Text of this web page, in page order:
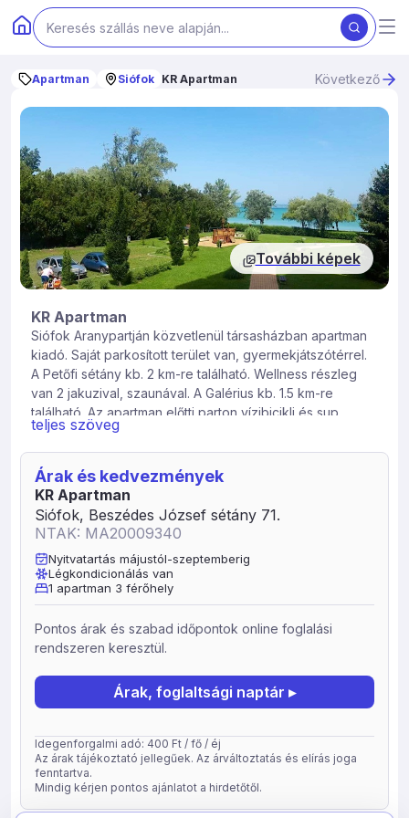
Apartman Siófok KR Apartman Következő
További képek
KR Apartman
Siófok Aranypartján közvetlenül társasházban apartman
kiadó. Saját parkosított terület van, gyermekjátszótérrel.
A Petőfi sétány kb. 2 km-re található. Wellness részleg
van 2 jakuzival, szaunával. A Galérius kb. 1.5 km-re
található. Az apartman előtti parton vízibicikli és sup
kölcsönzési lehetőség. 30m-re teniszpálya és minigolf.
teljes szöveg
Árak és kedvezmények
KR Apartman
Siófok, Beszédes József sétány 71.
NTAK: MA20009340
Nyitvatartás májustól-szeptemberig
Légkondicionálás van
1 apartman 3 férőhely
Pontos árak és szabad időpontok online foglalási
rendszeren keresztül.
Árak, foglaltsági naptár ▸
Idegenforgalmi adó: 400 Ft / fő / éj
Az árak tájékoztató jellegűek. Az árváltoztatás és elírás joga
fenntartva.
Mindig kérjen pontos ajánlatot a hirdetőtől.